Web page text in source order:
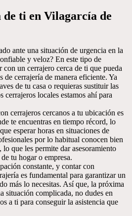
ti en Vilagarcía de
ante una situación de urgencia en la
y veloz? En este tipo de
con un cerrajero cerca de ti que pueda
de cerrajería de manera eficiente. Ya
de tu casa o requieras sustituir las
cerrajeros locales estamos ahí para
cerrajeros cercanos a tu ubicación es
te encuentras en tiempo récord, lo
esperar horas en situaciones de
por lo habitual conocen bien
lo que les permite dar asesoramiento
tu hogar o empresa.
constante, y contar con
es fundamental para garantizar un
más lo necesitas. Así que, la próxima
situación complicada, no dudes en
a ti para conseguir la asistencia que